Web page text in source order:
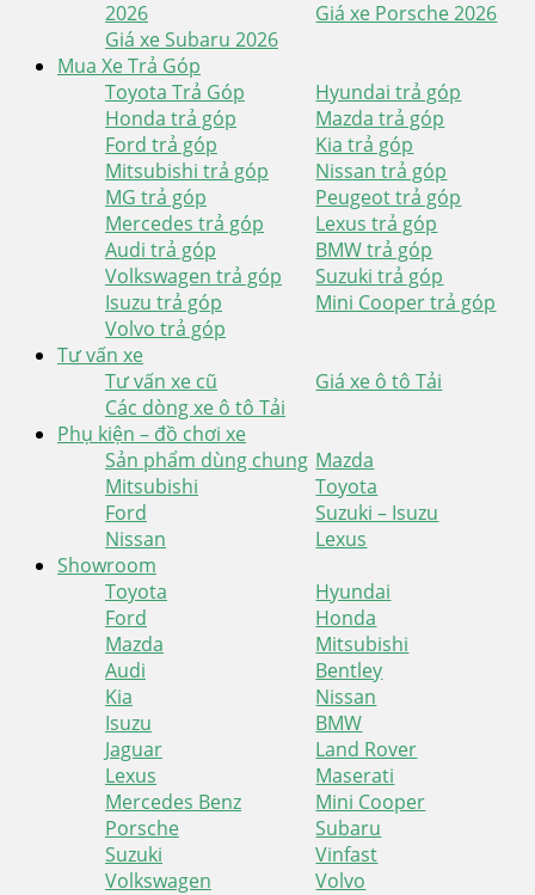
2026
Giá xe Porsche 2026
Giá xe Subaru 2026
Mua Xe Trả Góp
Toyota Trả Góp
Hyundai trả góp
Honda trả góp
Mazda trả góp
Ford trả góp
Kia trả góp
Mitsubishi trả góp
Nissan trả góp
MG trả góp
Peugeot trả góp
Mercedes trả góp
Lexus trả góp
Audi trả góp
BMW trả góp
Volkswagen trả góp
Suzuki trả góp
Isuzu trả góp
Mini Cooper trả góp
Volvo trả góp
Tư vấn xe
Tư vấn xe cũ
Giá xe ô tô Tải
Các dòng xe ô tô Tải
Phụ kiện – đồ chơi xe
Sản phẩm dùng chung Mazda
Mitsubishi
Toyota
Ford
Suzuki – Isuzu
Nissan
Lexus
Showroom
Toyota
Hyundai
Ford
Honda
Mazda
Mitsubishi
Audi
Bentley
Kia
Nissan
Isuzu
BMW
Jaguar
Land Rover
Lexus
Maserati
Mercedes Benz
Mini Cooper
Porsche
Subaru
Suzuki
Vinfast
Volkswagen
Volvo